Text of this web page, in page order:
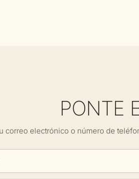
PONTE
correo electrónico o número de